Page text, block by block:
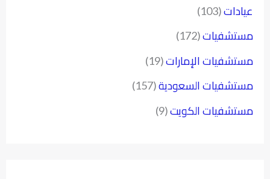
عيادات(103)
مستشفيات(172)
مستشفيات الإمارات(19)
مستشفيات السعودية(157)
مستشفيات الكويت(9)